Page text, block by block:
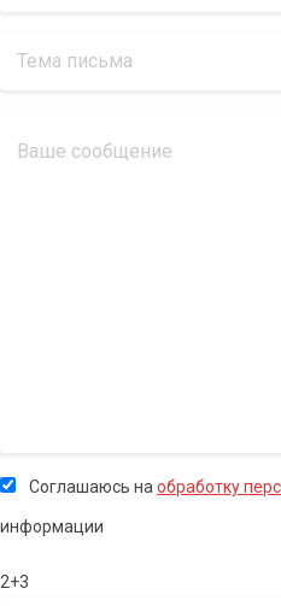
Соглашаюсь на обработку
информации
2+3